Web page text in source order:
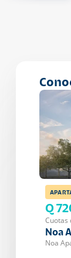
Q
Cuotas
Noa
Noa